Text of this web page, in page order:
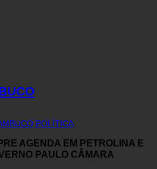
POLÍTICA
AGENDA EM PETROLINA E
PAULO CÂMARA